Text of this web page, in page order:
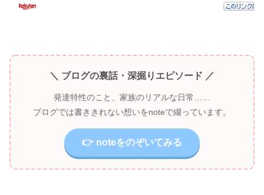
＼ ブログの裏話・深掘りエピソード ／
発達特性のこと、家族のリアルな日常……
ブログでは書ききれない想いをnoteで綴っています。
👉 noteをのぞいてみる